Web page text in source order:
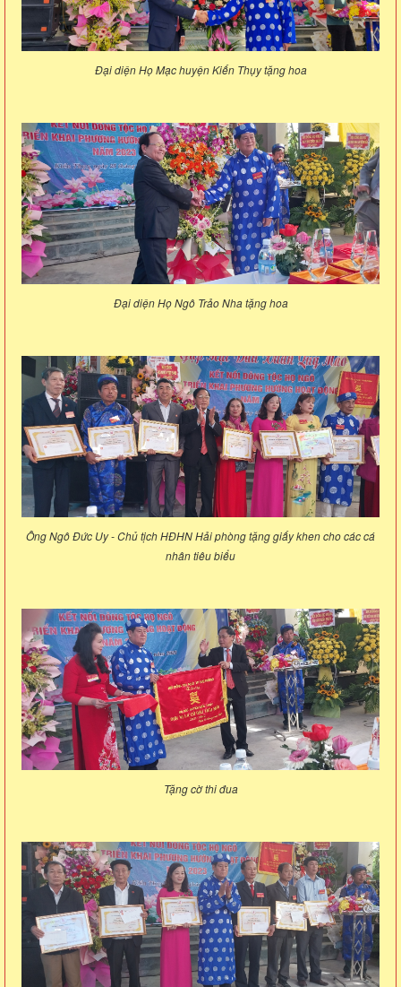
Đại diện Họ Mạc huyện Kiến Thụy tặng hoa
Đại diện Họ Ngô Trảo Nha tặng hoa
Ông Ngô Đức Uy - Chủ tịch HĐHN Hải phòng tặng giấy khen cho các cá
nhân tiêu biểu
Tặng cờ thi đua